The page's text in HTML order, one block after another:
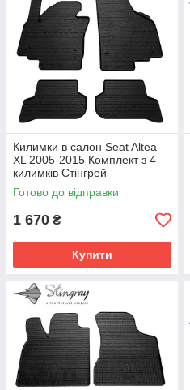
Килимки в салон Seat Altea
XL 2005-2015 Комплект з 4
килимків Стінгрей
Готово до відправки
1 670 ₴
Купити